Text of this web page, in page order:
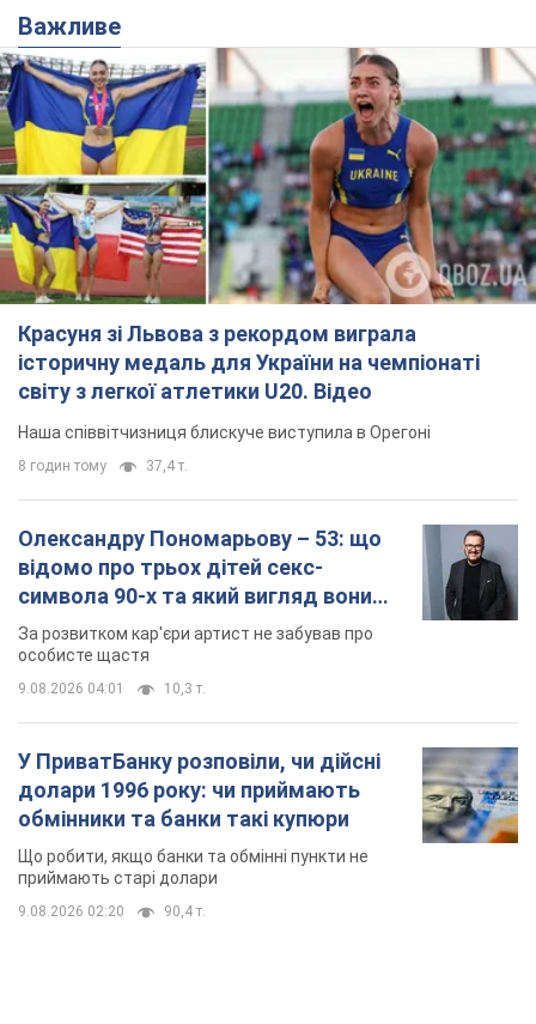
Важливе
Красуня зі Львова з рекордом виграла
історичну медаль для України на чемпіонаті
світу з легкої атлетики U20. Відео
Наша співвітчизниця блискуче виступила в Орегоні
8 годин тому 37,4 т.
Олександру Пономарьову – 53: що
відомо про трьох дітей секс-
символа 90-х та який вигляд вони
мають
За розвитком кар'єри артист не забував про
особисте щастя
9.08.2026 04:01 10,3 т.
У ПриватБанку розповіли, чи дійсні
долари 1996 року: чи приймають
обмінники та банки такі купюри
Що робити, якщо банки та обмінні пункти не
приймають старі долари
9.08.2026 02:20 90,4 т.